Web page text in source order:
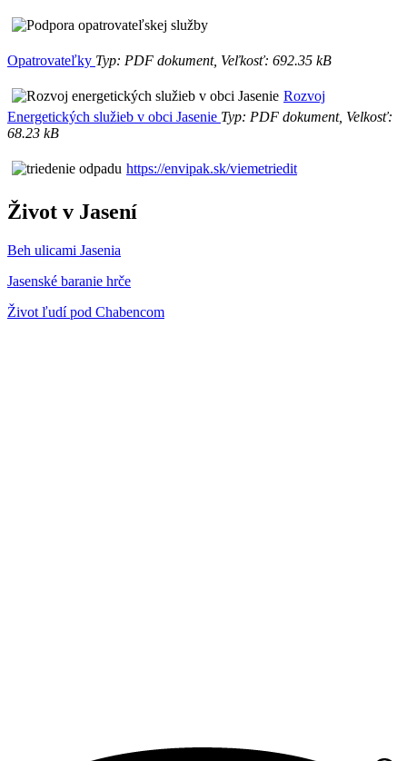
Opatrovateľky Typ: PDF dokument, Veľkosť: 692.35 kB
Rozvoj
Energetických služieb v obci Jasenie Typ: PDF dokument, Velkosť:
68.23 kB
https://envipak.sk/viemetriedit
Život v Jasení
Beh ulicami Jasenia
Jasenské baranie hrče
Život ľudí pod Chabencom